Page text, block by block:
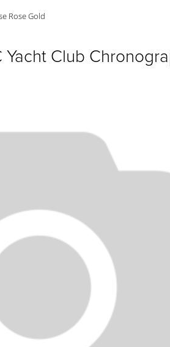
Rose Gold
Yacht Club